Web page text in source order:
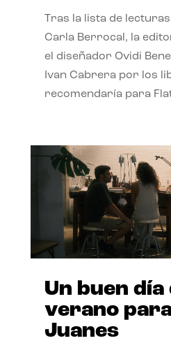
Tras la lista de
Carla Berrocal, la
el diseñador Ovidi
Ivan Cabrera por los
recomendaría para
Un buen día
verano
Juanes